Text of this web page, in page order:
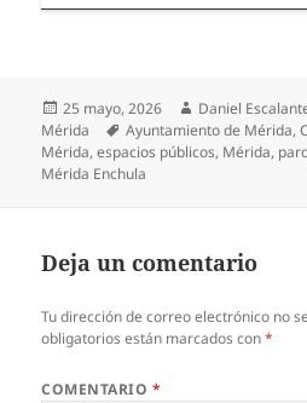
Publicado
el
25 mayo, 2026 Autor
Daniel
Mérida
Etiquetas
Ayuntamiento de Mérida,
Mérida,espacios públicos, Mérida,
Mérida Enchula
Deja un comentario
Tu dirección de correo electrónico no
obligatorios están marcados con*
COMENTARIO *